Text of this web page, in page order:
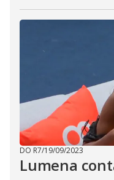
DO R7/19/09/2023
Lumena